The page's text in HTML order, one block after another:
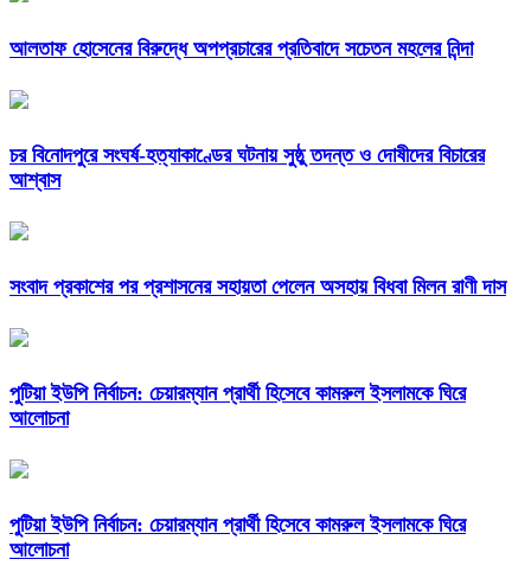
আলতাফ হোসেনের বিরুদ্ধে অপপ্রচারের প্রতিবাদে সচেতন মহলের নিন্দা
চর বিনোদপুরে সংঘর্ষ-হত্যাকাণ্ডের ঘটনায় সুষ্ঠু তদন্ত ও দোষীদের বিচারের
আশ্বাস
সংবাদ প্রকাশের পর প্রশাসনের সহায়তা পেলেন অসহায় বিধবা মিলন রাণী দাস
পুটিয়া ইউপি নির্বাচন: চেয়ারম্যান প্রার্থী হিসেবে কামরুল ইসলামকে ঘিরে
আলোচনা
পুটিয়া ইউপি নির্বাচন: চেয়ারম্যান প্রার্থী হিসেবে কামরুল ইসলামকে ঘিরে
আলোচনা